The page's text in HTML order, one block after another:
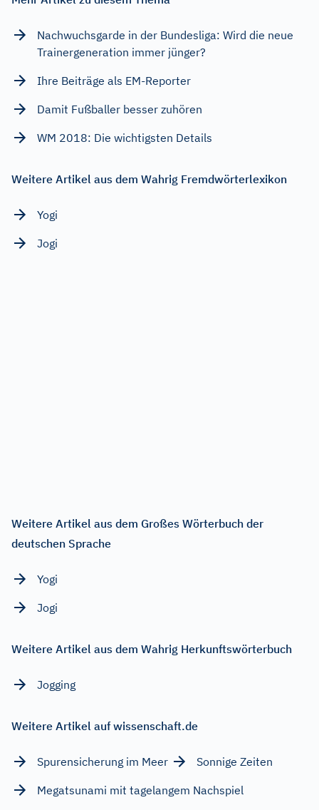
Nachwuchsgarde in der Bundesliga: Wird die neue
Trainergeneration immer jünger?
Ihre Beiträge als EM-Reporter
Damit Fußballer besser zuhören
WM 2018: Die wichtigsten Details
Weitere Artikel aus dem Wahrig Fremdwörterlexikon
Yogi
Jogi
Weitere Artikel aus dem Großes Wörterbuch der
deutschen Sprache
Yogi
Jogi
Weitere Artikel aus dem Wahrig Herkunftswörterbuch
Jogging
Weitere Artikel auf wissenschaft.de
Spurensicherung im Meer
Sonnige Zeiten
Megatsunami mit tagelangem Nachspiel